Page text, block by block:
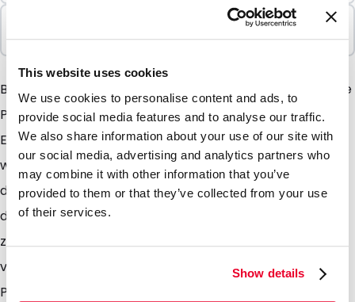
This website uses cookies
We use cookies to personalise content and ads, to
provide social media features and to analyse our traffic.
We also share information about your use of our site with
our social media, advertising and analytics partners who
may combine it with other information that you’ve
provided to them or that they’ve collected from your use
of their services.
Show details
100 Einheiten
Beschreibung des Flachbeutels mit Euroloch: Wenn Sie
Produkte verpacken möchten, die vor äußeren
Einflüssen wie z.B. UV Licht und Sauerstoff geschützt
werden müssen, sind die flachen Aluminiumbeutel
dafür bestens geeignet. Die Verpackung ist aufgrund
des Verschlusses wiederverschließbar. Durch diese
zwei Eigenschaften ist der Flachbeutel für
verschiedene Produkte, einschließlich Nahrung und
Pillen zu verwenden. Dank des Euroloches können die